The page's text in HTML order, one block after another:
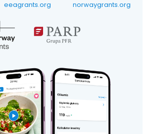
eeagrants.org norwaygrants.org